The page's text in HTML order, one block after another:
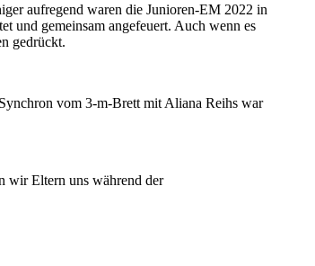
aufregend waren die Junioren-EM 2022 in
und gemeinsam angefeuert. Auch wenn es
gedrückt.
vom 3-m-Brett mit Aliana Reihs war
wir Eltern uns während der